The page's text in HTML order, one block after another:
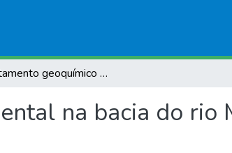
Levantamento geoquímico ambiental na bacia do rio Mucajaí: terra indígena Yanomami, RR
na bacia do rio